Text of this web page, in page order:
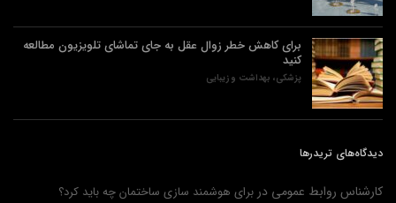
برای کاهش خطر زوال عقل به جای تماشای تلویزیون مطالعه
کنید
پزشکی، بهداشت و زیبایی
دیدگاه‌های تریدرها
کارشناس روابط عمومی در برای هوشمند سازی ساختمان چه باید کرد؟